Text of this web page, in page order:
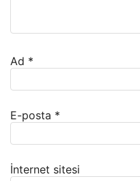
Ad *
E-posta *
İnternet sitesi